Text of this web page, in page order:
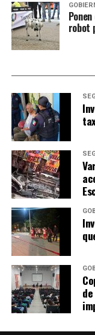
robot